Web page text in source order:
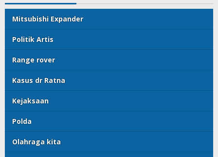
Mitsubishi Expander
Politik Artis
Range rover
Kasus dr Ratna
Kejaksaan
Polda
Olahraga kita